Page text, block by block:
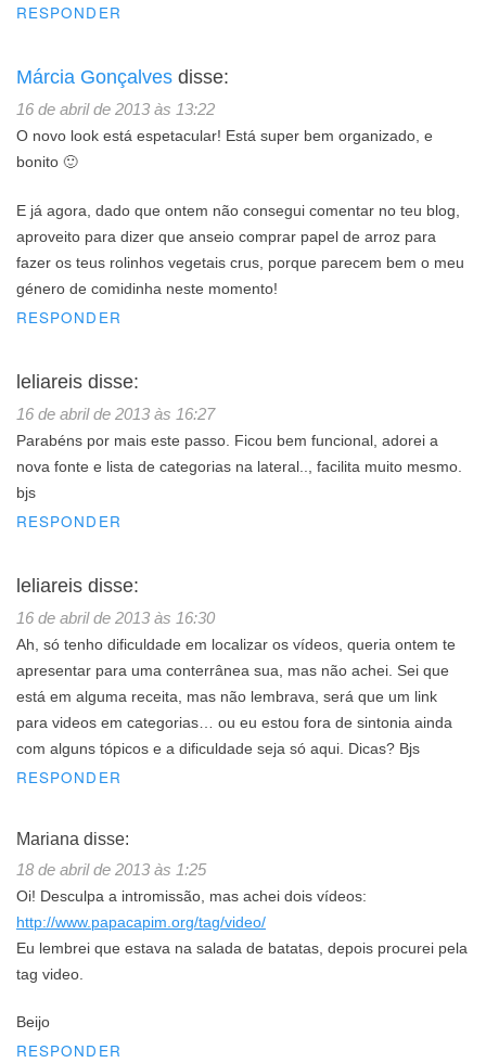
RESPONDER
Márcia Gonçalves disse:
16 de abril de 2013 às 13:22
O novo look está espetacular! Está super bem organizado, e
bonito 🙂
E já agora, dado que ontem não consegui comentar no teu blog,
aproveito para dizer que anseio comprar papel de arroz para
fazer os teus rolinhos vegetais crus, porque parecem bem o meu
género de comidinha neste momento!
RESPONDER
leliareis disse:
16 de abril de 2013 às 16:27
Parabéns por mais este passo. Ficou bem funcional, adorei a
nova fonte e lista de categorias na lateral.., facilita muito mesmo.
bjs
RESPONDER
leliareis disse:
16 de abril de 2013 às 16:30
Ah, só tenho dificuldade em localizar os vídeos, queria ontem te
apresentar para uma conterrânea sua, mas não achei. Sei que
está em alguma receita, mas não lembrava, será que um link
para videos em categorias… ou eu estou fora de sintonia ainda
com alguns tópicos e a dificuldade seja só aqui. Dicas? Bjs
RESPONDER
Mariana disse:
18 de abril de 2013 às 1:25
Oi! Desculpa a intromissão, mas achei dois vídeos:
http://www.papacapim.org/tag/video/
Eu lembrei que estava na salada de batatas, depois procurei pela
tag video.
Beijo
RESPONDER